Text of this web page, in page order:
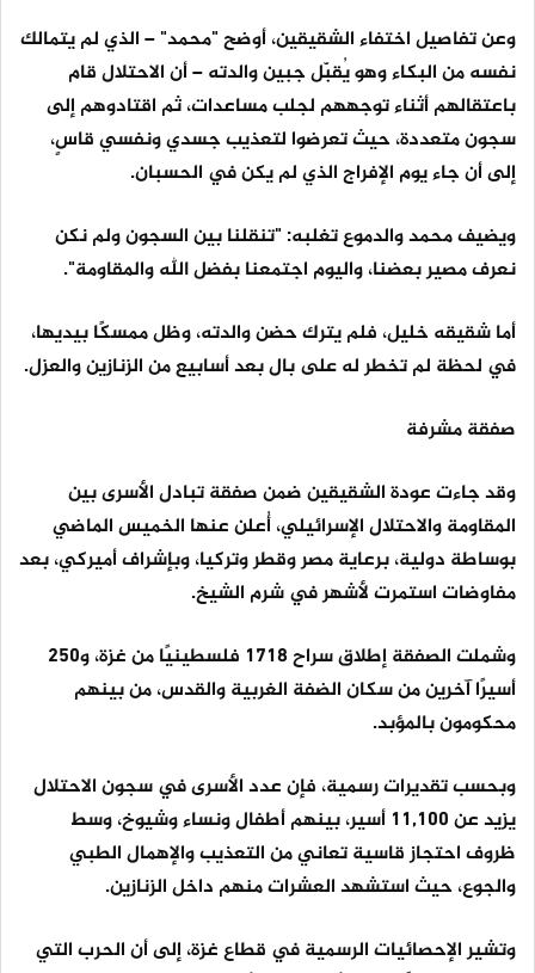
وعن تفاصيل اختفاء الشقيقين، أوضح "محمد" – الذي لم يتمالك
نفسه من البكاء وهو يُقبّل جبين والدته – أن الاحتلال قام
باعتقالهم أثناء توجههم لجلب مساعدات، ثم اقتادوهم إلى
سجون متعددة، حيث تعرضوا لتعذيب جسدي ونفسي قاسٍ،
إلى أن جاء يوم الإفراج الذي لم يكن في الحسبان.
ويضيف محمد والدموع تغلبه: "تنقلنا بين السجون ولم نكن
نعرف مصير بعضنا، واليوم اجتمعنا بفضل الله والمقاومة".
أما شقيقه خليل، فلم يترك حضن والدته، وظل ممسكًا بيديها،
في لحظة لم تخطر له على بال بعد أسابيع من الزنازين والعزل.
صفقة مشرفة
وقد جاءت عودة الشقيقين ضمن صفقة تبادل الأسرى بين
المقاومة والاحتلال الإسرائيلي، أُعلن عنها الخميس الماضي
بوساطة دولية، برعاية مصر وقطر وتركيا، وبإشراف أميركي، بعد
مفاوضات استمرت لأشهر في شرم الشيخ.
وشملت الصفقة إطلاق سراح 1718 فلسطينيًا من غزة، و250
أسيرًا آخرين من سكان الضفة الغربية والقدس، من بينهم
محكومون بالمؤبد.
وبحسب تقديرات رسمية، فإن عدد الأسرى في سجون الاحتلال
يزيد عن 11,100 أسير، بينهم أطفال ونساء وشيوخ، وسط
ظروف احتجاز قاسية تعاني من التعذيب والإهمال الطبي
والجوع، حيث استشهد العشرات منهم داخل الزنازين.
وتشير الإحصائيات الرسمية في قطاع غزة، إلى أن الحرب التي